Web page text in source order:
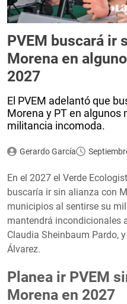
PVEM buscará ir
Morena en
2027
El PVEM adelantó que
Morena y PT en algunos
militancia incomoda.
Gerardo García
En el 2027 el Verde
buscaría ir sin alianza con
municipios al sentirse su
mantendrá incondicionales
Claudia Sheinbaum Pardo,
Álvarez.
Planea ir PVEM
Morena en 2027